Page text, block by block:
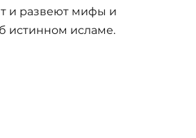
и развеют мифы и
истинном исламе.